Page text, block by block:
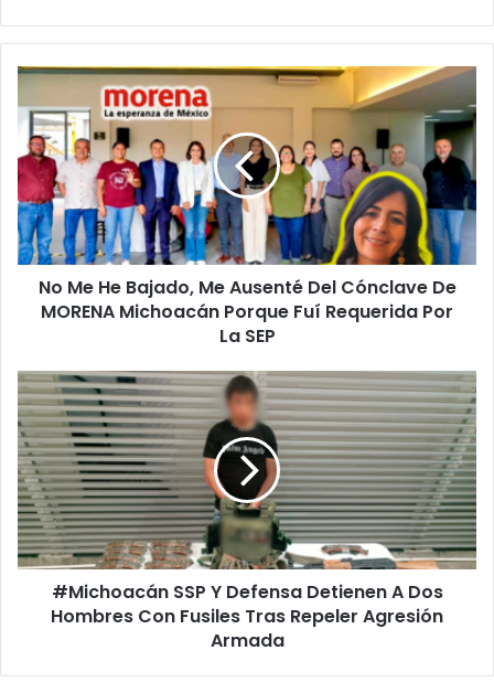
No
He
Bajado,
Me
Ausenté
Del
Cónclave
De
MORENA
Michoacán
Requerida
Por
La
SEP
No Me He Bajado, Me Ausenté Del Cónclave De
MORENA Michoacán Porque Fuí Requerida Por
La SEP
#Michoacán
SSP
Y
Defensa
Detienen
A
Dos
Hombres
Con
Fusiles
Armada
#Michoacán SSP Y Defensa Detienen A Dos
Hombres Con Fusiles Tras Repeler Agresión
Armada